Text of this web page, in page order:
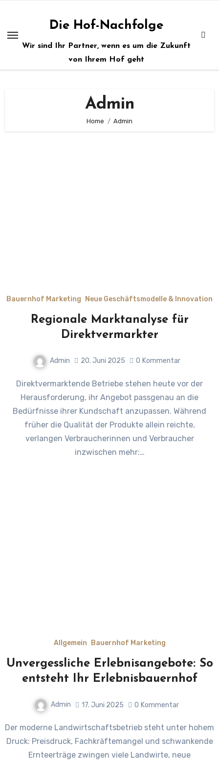
springen
Die Hof-Nachfolge
Wir sind Ihr Partner, wenn es um die Zukunft
von Ihrem Hof geht
Admin
Home Admin
Bauernhof Marketing Neue Geschäftsmodelle & Innovation
Regionale Marktanalyse für
Direktvermarkter
Admin 20. Juni 2025 0 Kommentar
Direktvermarktende Betriebe stehen heute vor der
Herausforderung, ihr Angebot passgenau an die
Bedürfnisse ihrer Kundschaft anzupassen. Während
früher die Qualität der Produkte allein reichte,
verlangen Verbraucherinnen und Verbraucher
inzwischen mehr:…
Allgemein Bauernhof Marketing
Unvergessliche Erlebnisangebote: So
entsteht Ihr Erlebnisbauernhof
Admin 17. Juni 2025 0 Kommentar
Der moderne Landwirtschaftsbetrieb steht unter hohem
Druck: Preisdruck, Fachkräftemangel und schwankende
Ernteerträge zwingen viele Landwirte, neue